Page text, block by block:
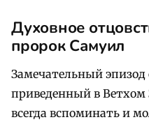
Духовное
пророк Самуил
Замечательный
приведенный в Ветхом
всегда вспоминать и